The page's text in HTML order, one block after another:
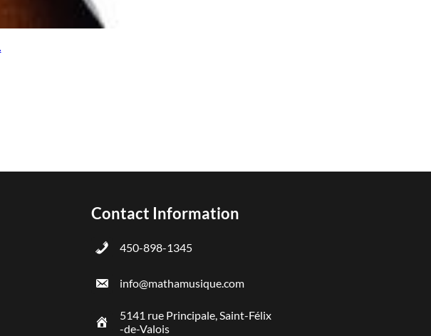
Contact Information
450-898-1345
info@mathamusique.com
5141 rue Principale, Saint-Félix
-de-Valois